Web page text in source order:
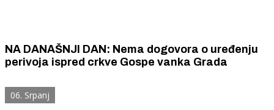
NA DANAŠNJI DAN: Nema dogovora o uređenju
perivoja ispred crkve Gospe vanka Grada
06. Srpanj